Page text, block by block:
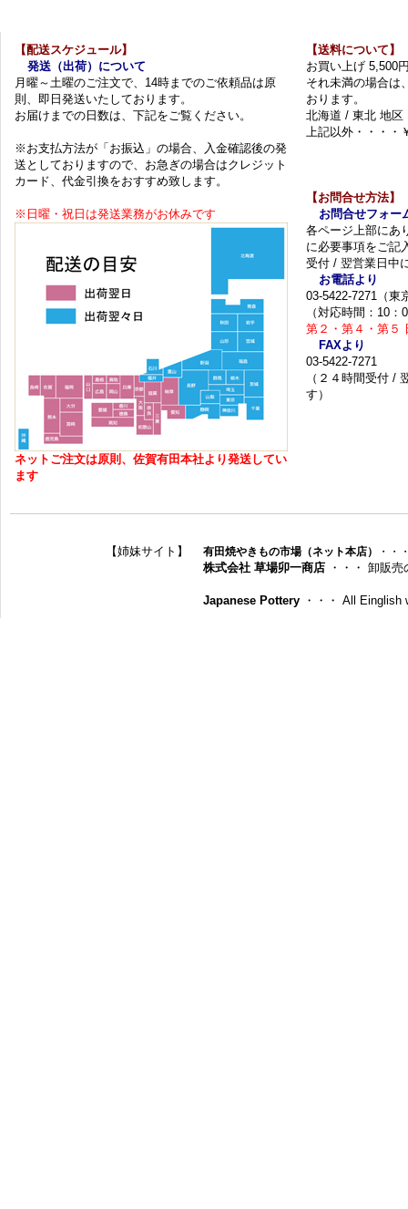
【配送スケジュール】
発送（出荷）について
月曜～土曜のご注文で、14時までのご依頼品は原
則、即日発送いたしております。
お届けまでの日数は、下記をご覧ください。
※お支払方法が「お振込」の場合、入金確認後の発
送としておりますので、お急ぎの場合はクレジット
カード、代金引換をおすすめ致します。
※日曜・祝日は発送業務がお休みです
ネットご注文は原則、佐賀有田本社より発送してい
ます
【送料について】
お買い上げ 5,500
それ未満の場合は
おります。
北海道 / 東北 地区
上記以外・・・・
【お問合せ方法】
お問合せフォー
各ページ上部にあ
に必要事項をご記
受付 / 翌営業日中
お電話より
03-5422-7271（東
（対応時間：10：
第２・第４・第５
FAXより
03-5422-7271
（２４時間受付 /
す）
【姉妹サイト】 有田焼やきもの市場（ネット本店） ・・
株式会社 草場卯一商店 ・・・ 卸販
Japanese Pottery ・・・ All